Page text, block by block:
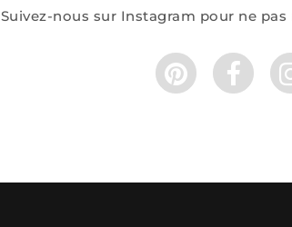
Suivez-nous sur Instagram pour ne